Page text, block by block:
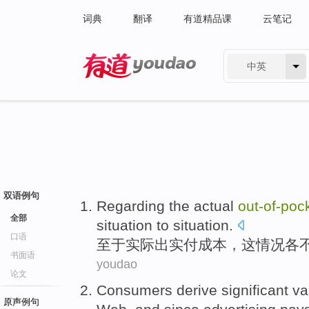
词典 翻译 有道精品课 云笔记
中英
双语例句
全部
口语
书面语
论文
原声例句
Regarding the actual out-of-
situation to situation.
至于实际出实付成本 ， 这情况各
youdao
Consumers derive significant